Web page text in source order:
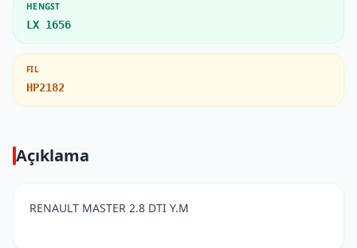
HENGST
LX 1656
FIL
HP2182
Açıklama
RENAULT MASTER 2.8 DTI Y.M